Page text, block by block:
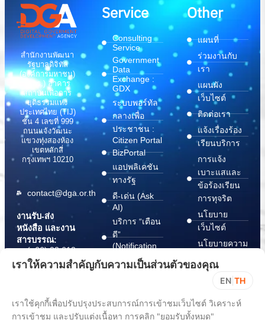
สำนักงานพัฒนา
รัฐบาลดิจิทัล
(องค์การมหาชน)
(สพร.) อาคาร
สถาบันเพื่อการ
ยุติธรรมแห่ง
ประเทศไทย (TIJ)
ชั้น 4 เลขที่ 999
ถนนแจ้งวัฒนะ
แขวงทุ่งสองห้อง
เขตหลักสี่
กรุงเทพฯ 10210
contact@dga.or.th
งานรับ-ส่ง
หนังสือ และงาน
สารบรรณ:
(+66) 02 612
6000
saraban@dga.or.th
Center:
(+66) 02 612
Service
Consulting
Service
Government
Data
Exchange :
GDX
ระบบพอร์ทัล
กลางเพื่อ
ประชาชน :
Citizen Portal
BizPortal
แอปพลิเคชัน
ทางรัฐ
ดี-เด่น (Ask
AI)
บริการ “เตือน
ดี”
(Notification
บริการ
(Document
Wallet)
Other
แผนที่
ร่วมงานกับ
เรา
แผนผัง
เว็บไซต์
ติดต่อเรา
แจ้งเรื่องร้อง
เรียนบริการ
การแจ้ง
เบาะแสและ
ข้อร้องเรียน
การทุจริต
นโยบาย
เว็บไซต์
นโยบายความ
ปลอดภัย
สารสนเทศ
เราให้ความสำคัญกับความเป็นส่วนตัวของคุณ
EN TH
เราใช้คุกกี้เพื่อปรับปรุงประสบการณ์การเข้าชมเว็บไซต์ วิเคราะห์
การเข้าชม และปรับแต่งเนื้อหา การคลิก "ยอมรับทั้งหมด"